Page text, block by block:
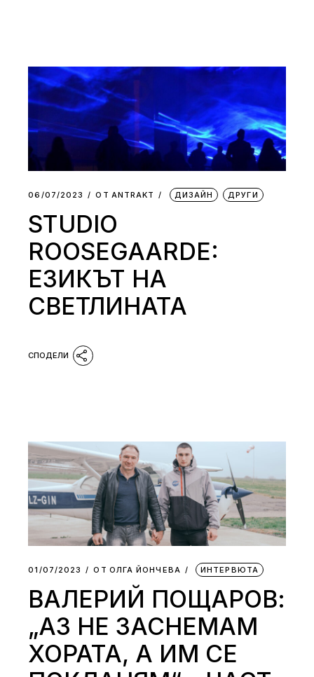
06/07/2023 ОТ АNTRAKT ДИЗАЙН ДРУГИ
STUDIO
ROOSEGAARDE:
ЕЗИКЪТ НА
СВЕТЛИНАТА
01/07/2023 ОТ ОЛГА ЙОНЧЕВА ИНТЕРВЮТА
ВАЛЕРИЙ ПОЩАРОВ:
„АЗ НЕ ЗАСНЕМАМ
ХОРАТА, А ИМ СЕ